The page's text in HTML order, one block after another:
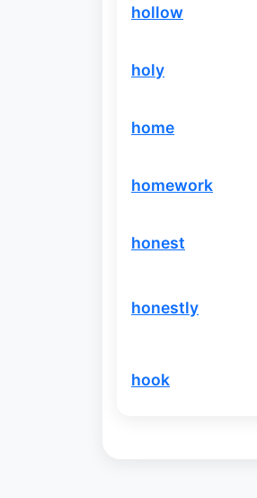
hollow
holy
home
homework
honest
honestly
hook